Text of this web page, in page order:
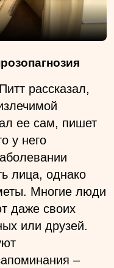
рассказал,
ее сам, пишет
у него
лица, однако
Многие люди
даже своих
или друзей.
–